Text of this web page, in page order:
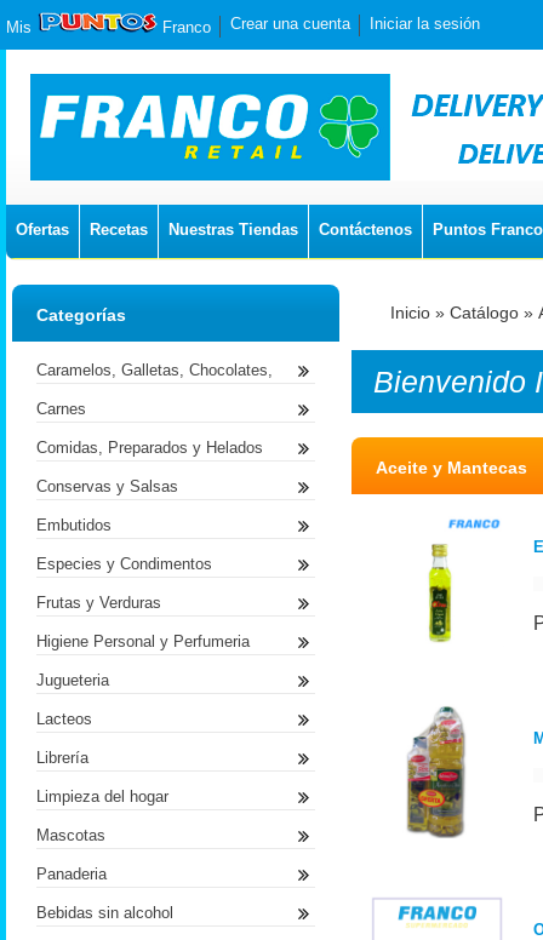
Mis Franco Crear una cuenta Iniciar la sesión
Ofertas Recetas Nuestras Tiendas Contáctenos Puntos Franco
Inicio » Catálogo »
Bienvenido
Aceite y Mantecas
Categorías
Caramelos, Galletas, Chocolates,
Carnes
Comidas, Preparados y Helados
Conservas y Salsas
Embutidos
Especies y Condimentos
Frutas y Verduras
Higiene Personal y Perfumeria
Jugueteria
Lacteos
Librería
Limpieza del hogar
Mascotas
Panaderia
Bebidas sin alcohol